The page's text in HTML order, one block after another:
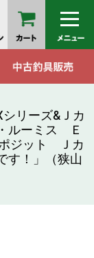
リーズ&Ｊカ
ルーミス Ｅ
ジット Ｊカ
す！」（狭山